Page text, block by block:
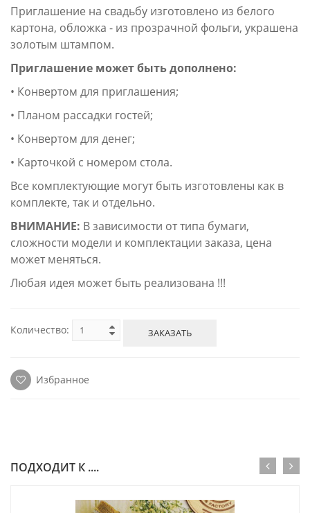
Приглашение на свадьбу изготовлено из белого
картона, обложка - из прозрачной фольги, украшена
золотым штампом.
Приглашение может быть дополнено:
• Конвертом для приглашения;
• Планом рассадки гостей;
• Конвертом для денег;
• Карточкой с номером стола.
Все комплектующие могут быть изготовлены как в
комплекте, так и отдельно.
ВНИМАНИЕ: В зависимости от типа бумаги,
сложности модели и комплектации заказа, цена
может меняться.
Любая идея может быть реализована !!!
Количество: ЗАКАЗАТЬ
Избранное
ПОДХОДИТ К ....